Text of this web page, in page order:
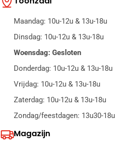
Maandag: 10u-12u & 13u-18u
Dinsdag: 10u-12u & 13u-18u
Woensdag: Gesloten
Donderdag: 10u-12u & 13u-18u
Vrijdag: 10u-12u & 13u-18u
Zaterdag: 10u-12u & 13u-18u
Zondag/feestdagen: 13u30-18u
Magazijn